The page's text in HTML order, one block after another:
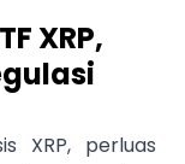
XRP,
XRP, perluas